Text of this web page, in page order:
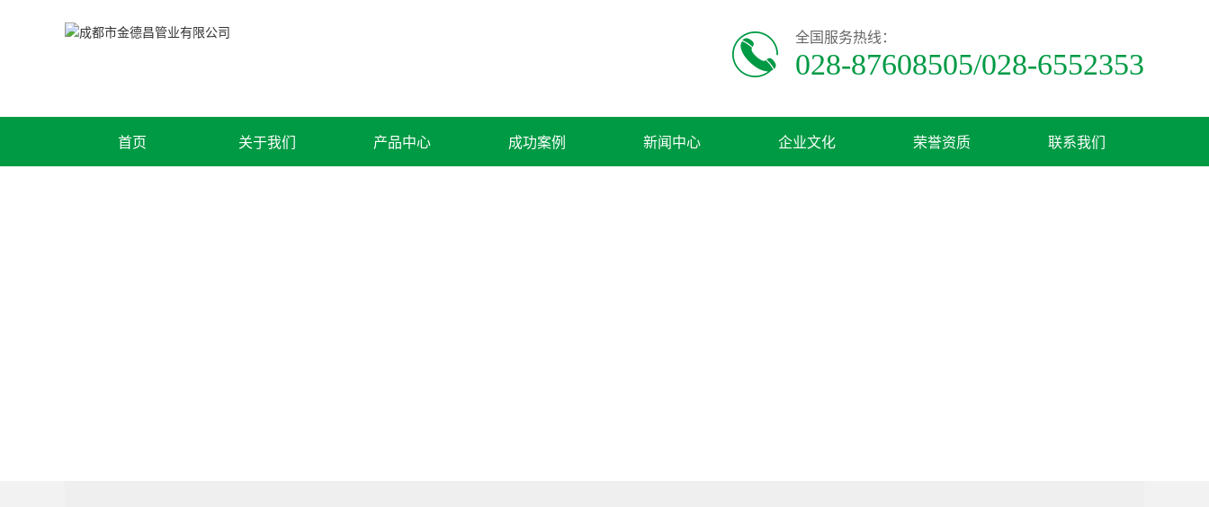
全国服务热线：
028-87608505/028-6552353
首页 关于我们 产品中心 成功案例 新闻中心 企业文化 荣誉资质 联系我们